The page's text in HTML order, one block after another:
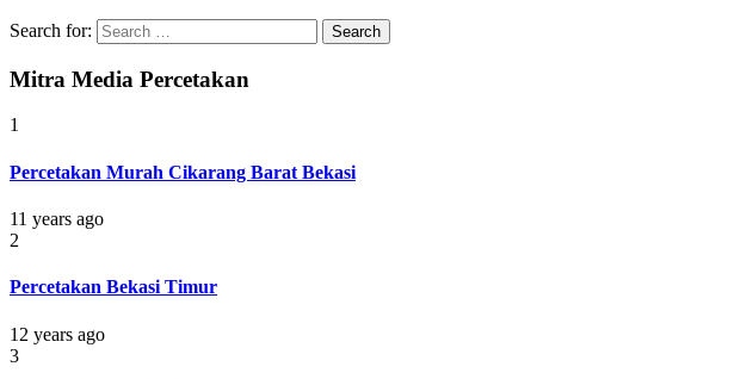
Search for:
Mitra Media Percetakan
1
Percetakan Murah Cikarang Barat Bekasi
11 years ago
2
Percetakan Bekasi Timur
12 years ago
3